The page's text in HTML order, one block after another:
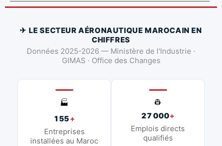
✈ LE SECTEUR AÉRONAUTIQUE MAROCAIN EN
CHIFFRES
Données 2025-2026 — Ministère de l'Industrie ·
GIMAS · Office des Changes
🏭
155+
Entreprises
installées au Maroc
👷
27 000+
Emplois directs
qualifiés